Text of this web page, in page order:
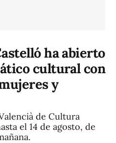
ha abierto
cultural con
y
de Cultura
el 14 de agosto, de